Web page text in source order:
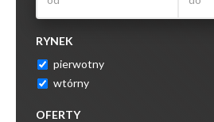
RYNEK
pierwotny
wtórny
OFERTY